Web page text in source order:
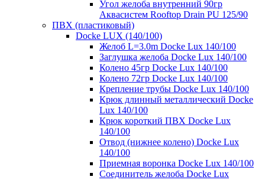
Угол желоба внутренний 90гр
Аквасистем Rooftop Drain PU 125/90
ПВХ (пластиковый)
Docke LUX (140/100)
Желоб L=3.0m Docke Lux 140/100
Заглушка желоба Docke Lux 140/100
Колено 45гр Docke Lux 140/100
Колено 72гр Docke Lux 140/100
Крепление трубы Docke Lux 140/100
Крюк длинный металлический Docke
Lux 140/100
Крюк короткий ПВХ Docke Lux
140/100
Отвод (нижнее колено) Docke Lux
140/100
Приемная воронка Docke Lux 140/100
Соединитель желоба Docke Lux